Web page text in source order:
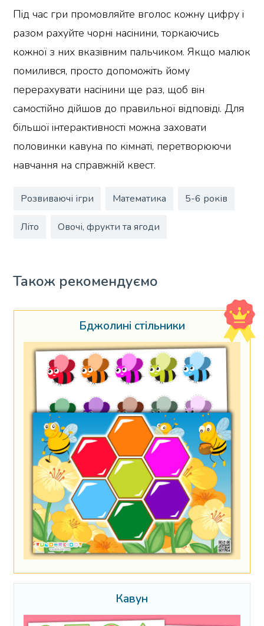
Під час гри промовляйте вголос кожну цифру і
разом рахуйте чорні насінини, торкаючись
кожної з них вказівним пальчиком. Якщо малюк
помилився, просто допоможіть йому
перерахувати насінини ще раз, щоб він
самостійно дійшов до правильної відповіді. Для
більшої інтерактивності можна заховати
половинки кавуна по кімнаті, перетворюючи
навчання на справжній квест.
Розвиваючі ігри Математика 5-6 років
Літо Овочі, фрукти та ягоди
Також рекомендуємо
Бджолині стільники
Кавун